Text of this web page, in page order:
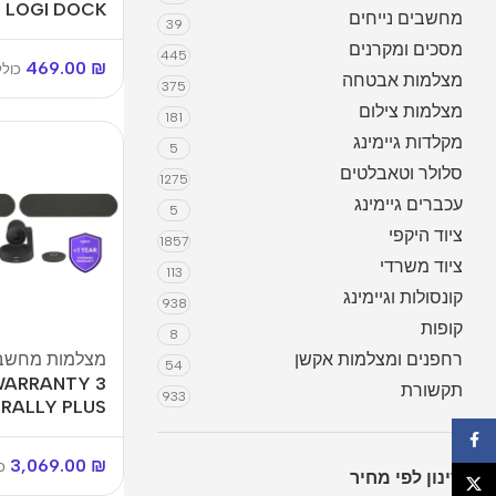
מחשבים נייחים
מחשבים נייחים גיימרים
מחשבי מותג
מחשבים ALL IN ONE
מחשבים נייחים 39
מסכים ומקרנים 445
מצלמות אבטחה 375
מצלמות צילום 181
מקלדות גיימינג 5
סלולר וטאבלטים 1275
עכברים גיימינג 5
ציוד היקפי 1857
ציוד משרדי 113
קונסולות וגיימינג 938
קופות 8
רחפנים ומצלמות אקשן 54
תקשורת 933
סינון לפי מחיר
LOGI DOCK
469.00 ₪
מצלמות
RALLY PLUS
3,069.00 ₪
X